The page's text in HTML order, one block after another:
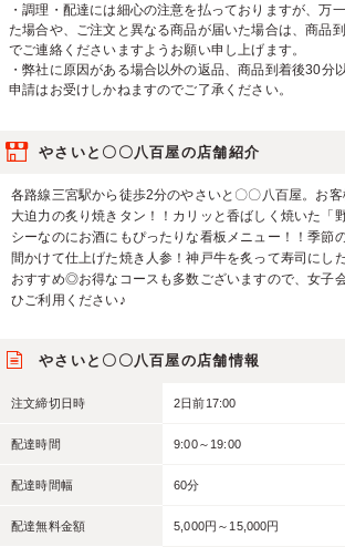
・調理・配達には細心の注意を払っておりますが、万
た場合や、ご注文と異なる商品が届いた場合は、商品
でご連絡くださいますようお願い申し上げます。
・弊社に原因がある場合以外の返品、商品到着後30分
申請はお受けしかねますのでご了承ください。
やさいと〇〇八百屋の店舗紹介
各路線三宮駅から徒歩2分のやさいと〇〇八百屋。お
大迫力の炙り焼きタン！！カリッと香ばしく焼いた「
シーなのにお酒にもぴったりな看板メニュー！！季節
間かけて仕上げた焼き人参！神戸牛を炙って寿司にし
おすすめ◎お得なコースも多数ございますので、女子
ひご利用ください♪
やさいと〇〇八百屋の店舗情報
注文締切日時 2日前17:00
配達時間 9:00～19:00
配達時間幅 60分
配達無料金額 5,000円～15,000円